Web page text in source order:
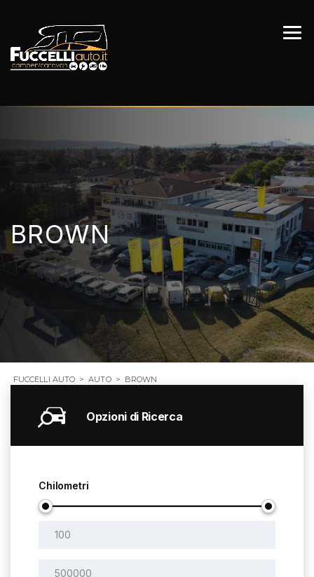
BROWN
FUCCELLI AUTO > AUTO > BROWN
Opzioni di Ricerca
Chilometri